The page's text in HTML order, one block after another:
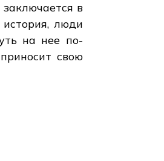
в
люди
на нее по-
свою